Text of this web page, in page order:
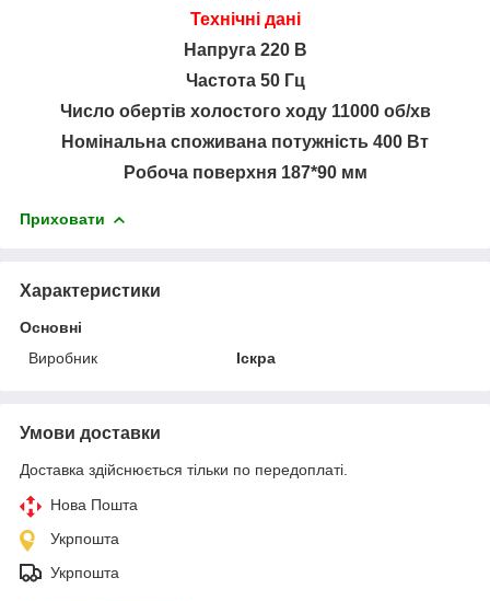
Технічні дані
Напруга 220 В
Частота 50 Гц
Число обертів холостого ходу 11000 об/хв
Номінальна споживана потужність 400 Вт
Робоча поверхня 187*90 мм
Приховати
Характеристики
Основні
Виробник
Іскра
Умови доставки
Доставка здійснюється тільки по передоплаті.
Нова Пошта
Укрпошта
Укрпошта